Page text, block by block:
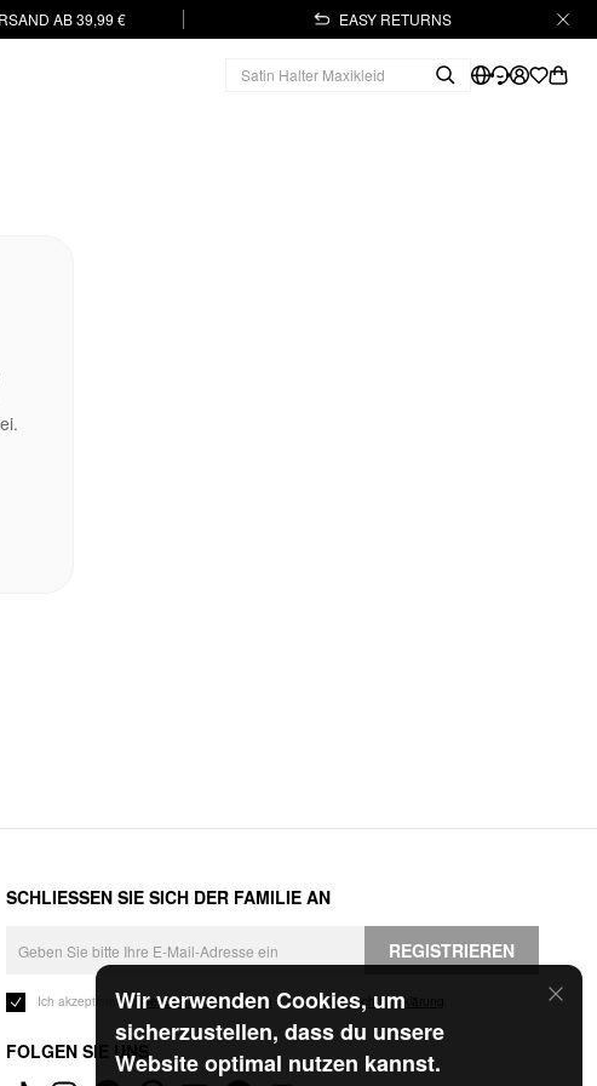
AB 39,99 € EASY RETURNS
Wir verwenden Cookies, um
sicherzustellen, dass du unsere
Website optimal nutzen kannst.
SCHLIESSEN SIE SICH DER FAMILIE AN
REGISTRIEREN
Ich akzeptiere dieGeschäftsbedingungen und die Datenschutzerklärung
FOLGEN SIE UNS